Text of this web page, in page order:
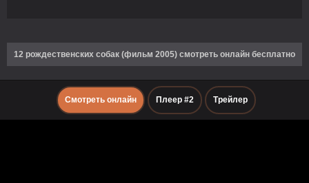
12 рождественских собак (фильм 2005) смотреть онлайн бесплатно
Смотреть онлайн Плеер #2 Трейлер